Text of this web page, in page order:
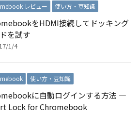
レビュー
使い方・豆知識
をHDMI接続してドッキング
を試す
1/4
使い方・豆知識
に自動ログインする方法 ―
Lock for Chromebook